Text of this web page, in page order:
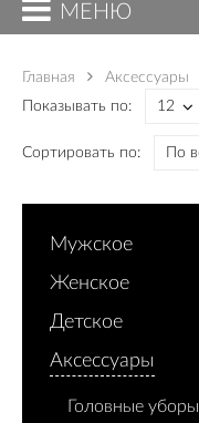
МЕНЮ
Главная Аксессуары
Показывать по:
Сортировать по:
Мужское
Женское
Детское
Аксессуары
Головные уборы